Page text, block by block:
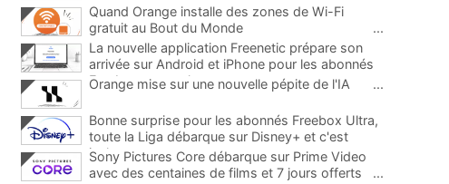
Quand Orange installe des zones de Wi-Fi
gratuit au Bout du Monde
...
La nouvelle application Freenetic prépare son
arrivée sur Android et iPhone pour les abonnés
Freebox, testez la
Orange mise sur une nouvelle pépite de l'IA ...
Bonne surprise pour les abonnés Freebox Ultra,
toute la Liga débarque sur Disney+ et c'est
inclus
Sony Pictures Core débarque sur Prime Video
avec des centaines de films et 7 jours offerts
...